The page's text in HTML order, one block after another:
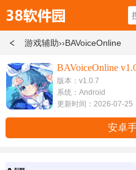
游戏辅助››BAVoiceOnline
BAVoiceOnline
版本：v1.0.7
系统：Android
更新时间：2026-07-25
安卓